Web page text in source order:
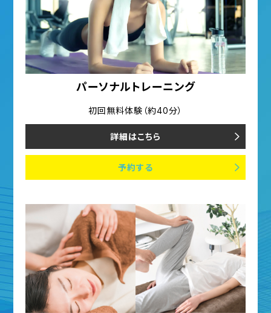
パーソナルトレーニング
初回無料体験（約40分）
詳細はこちら
予約する